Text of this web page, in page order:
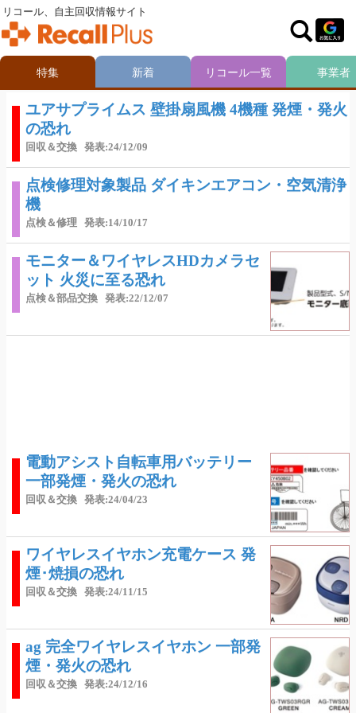
ユアサプライムス 壁掛扇風機 4機種 発煙・発火
の恐れ
回収＆交換 発表:24/12/09
点検修理対象製品 ダイキンエアコン・空気清浄
機
点検＆修理 発表:14/10/17
モニター＆ワイヤレスHDカメラセ
ット 火災に至る恐れ
点検＆部品交換 発表:22/12/07
電動アシスト自転車用バッテリー
一部発煙・発火の恐れ
回収＆交換 発表:24/04/23
ワイヤレスイヤホン充電ケース 発
煙･焼損の恐れ
回収＆交換 発表:24/11/15
ag 完全ワイヤレスイヤホン 一部発
煙・発火の恐れ
回収＆交換 発表:24/12/16
リコール、自主回収情報サイト
特集 新着 リコール一覧 事業者